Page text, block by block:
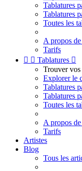
Tablatures
Tablatures
Toutes les
A propos
Tarifs
  Tablatures 
Trouver vos
Explorer le
Tablatures
Tablatures
Toutes les
A propos
Tarifs
Artistes
Blog
Tous les